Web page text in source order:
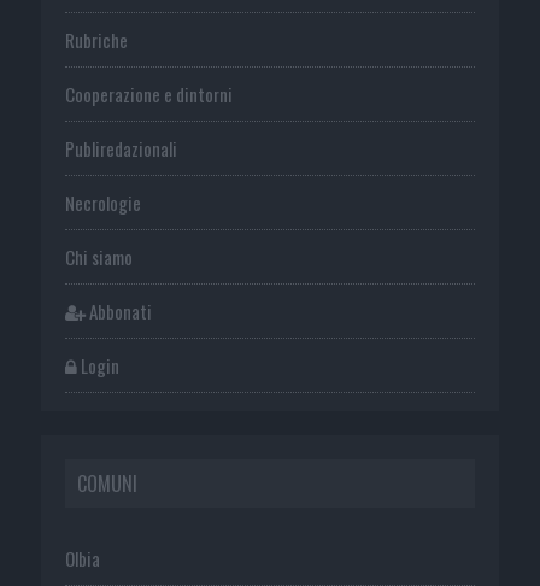
Rubriche
Cooperazione e dintorni
Publiredazionali
Necrologie
Chi siamo
Abbonati
Login
COMUNI
Olbia